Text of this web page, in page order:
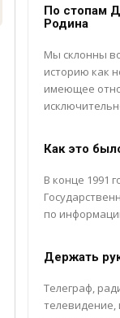
По стопам
Родина
Мы склонны
историю как
имеющее
Как это
В конце 1991
по
Держать
Телеграф,